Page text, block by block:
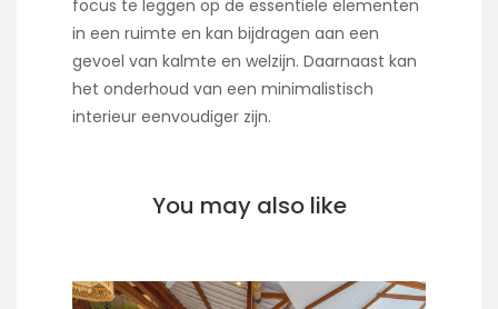
focus te leggen op de essentiële elementen
in een ruimte en kan bijdragen aan een
gevoel van kalmte en welzijn. Daarnaast kan
het onderhoud van een minimalistisch
interieur eenvoudiger zijn.
You may also like